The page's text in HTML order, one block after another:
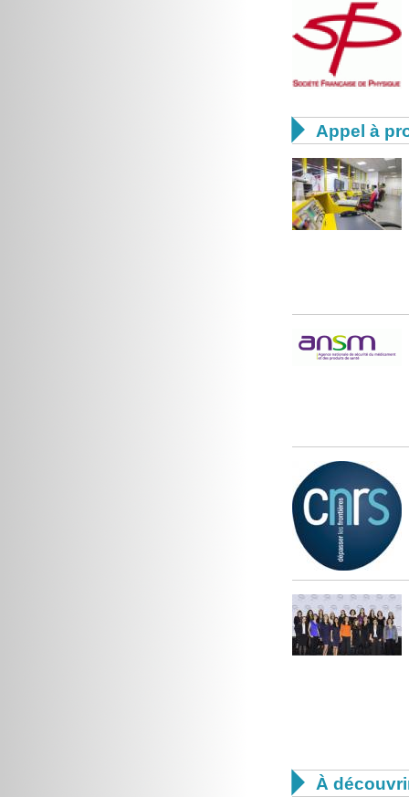
 Appel à
 À